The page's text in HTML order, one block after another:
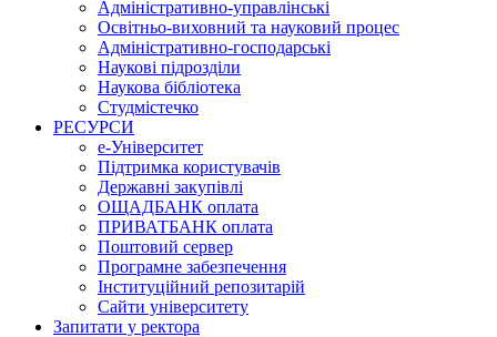
Адміністративно-управлінські
Освітньо-виховний та науковий процес
Адміністративно-господарські
Наукові підрозділи
Наукова бібліотека
Студмістечко
РЕСУРСИ
е-Університет
Підтримка користувачів
Державні закупівлі
ОЩАДБАНК оплата
ПРИВАТБАНК оплата
Поштовий сервер
Програмне забезпечення
Інституційний репозитарій
Сайти університету
Запитати у ректора